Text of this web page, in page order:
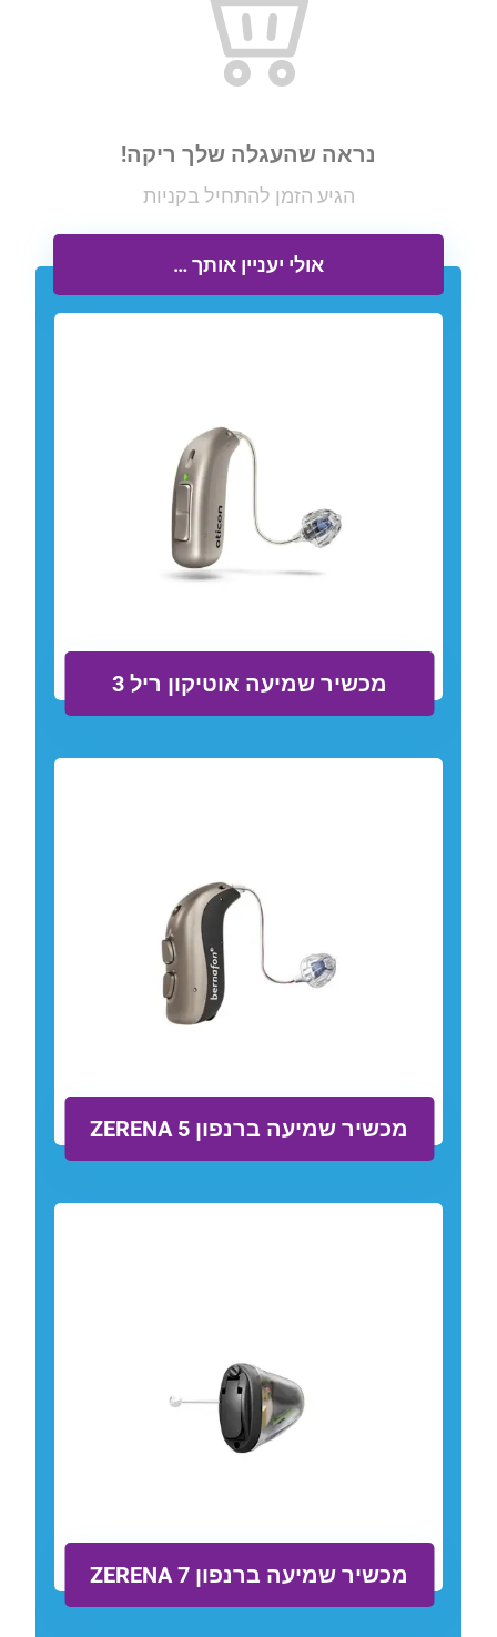
נראה שהעגלה שלך ריקה!
הגיע הזמן להתחיל בקניות
אולי יעניין אותך …
מכשיר שמיעה אוטיקון ריל 3
מכשיר שמיעה ברנפון ZERENA 5
מכשיר שמיעה ברנפון ZERENA 7